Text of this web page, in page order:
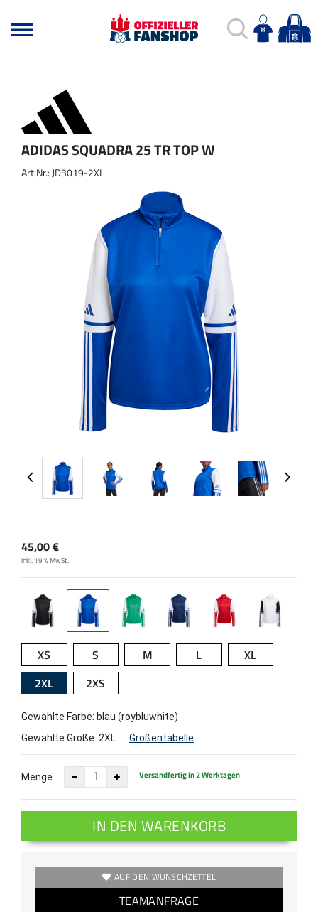
ADIDAS SQUADRA 25 TR TOP W
Art.Nr.: JD3019-2XL
45,00€
inkl. 19 % MwSt.
XS S M L
XL
2XL
2XS
Gewählte Farbe: blau (roybluwhite)
Gewählte Größe: 2XL Größentabelle
Menge Versandfertig in 2 Werktagen
IN DEN WARENKORB
AUF DEN WUNSCHZETTEL
TEAMANFRAGE